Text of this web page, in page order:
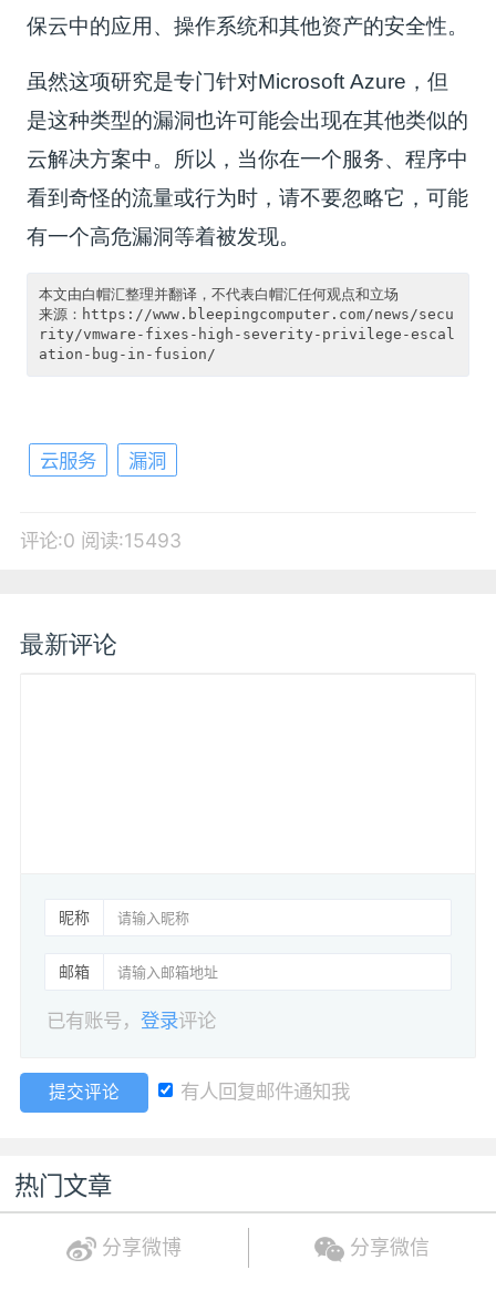
保云中的应用、操作系统和其他资产的安全性。
虽然这项研究是专门针对Microsoft Azure，但
是这种类型的漏洞也许可能会出现在其他类似的
云解决方案中。所以，当你在一个服务、程序中
看到奇怪的流量或行为时，请不要忽略它，可能
有一个高危漏洞等着被发现。
本文由白帽汇整理并翻译，不代表白帽汇任何观点和立场
来源：https://www.bleepingcomputer.com/news/secu
rity/vmware-fixes-high-severity-privilege-escal
云服务 漏洞
评论:0 阅读:15493
最新评论
昵称
邮箱
已有账号，登录评论
提交评论 有人回复邮件通知我
热门文章
分享微博 分享微信